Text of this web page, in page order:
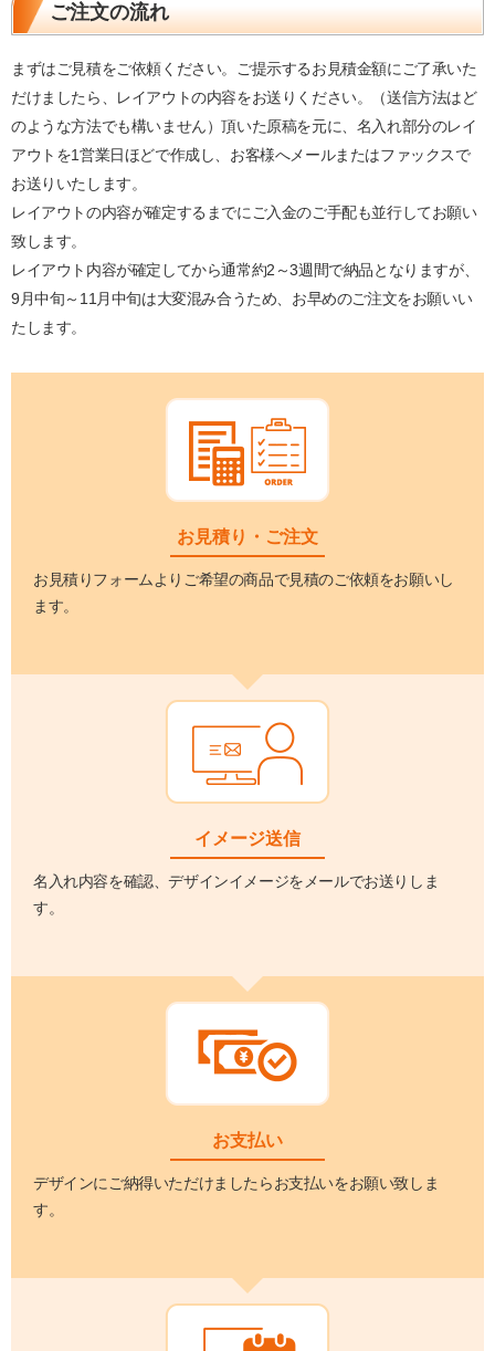
ご注文の流れ
まずはご見積をご依頼ください。ご提示するお見積金額にご了承いた
だけましたら、レイアウトの内容をお送りください。（送信方法はど
のような方法でも構いません）頂いた原稿を元に、名入れ部分のレイ
アウトを1営業日ほどで作成し、お客様へメールまたはファックスで
お送りいたします。
レイアウトの内容が確定するまでにご入金のご手配も並行してお願い
致します。
レイアウト内容が確定してから通常約2～3週間で納品となりますが、
9月中旬～11月中旬は大変混み合うため、お早めのご注文をお願いい
たします。
お見積り・ご注文
お見積りフォームよりご希望の商品で見積のご依頼をお願いし
ます。
イメージ送信
名入れ内容を確認、デザインイメージをメールでお送りしま
す。
お支払い
デザインにご納得いただけましたらお支払いをお願い致しま
す。